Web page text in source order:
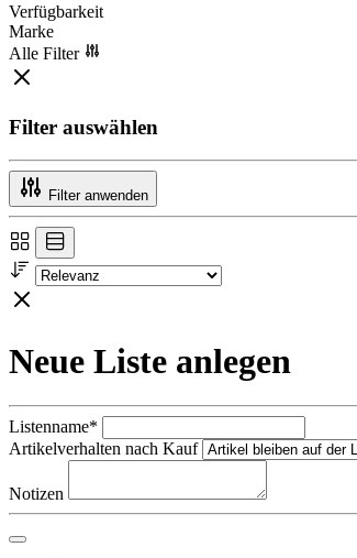
Verfügbarkeit
Marke
Alle Filter
Filter auswählen
Filter anwenden
Neue Liste anlegen
Listenname*
Artikelverhalten nach Kauf
Notizen